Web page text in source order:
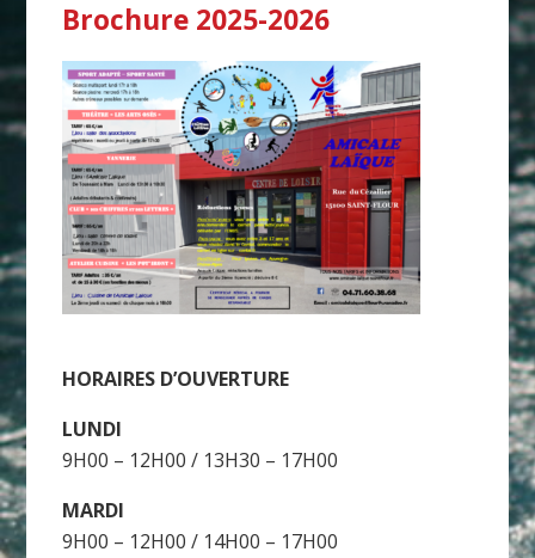
Brochure 2025-2026
HORAIRES D’OUVERTURE
LUNDI
9H00 – 12H00 / 13H30 – 17H00
MARDI
9H00 – 12H00 / 14H00 – 17H00